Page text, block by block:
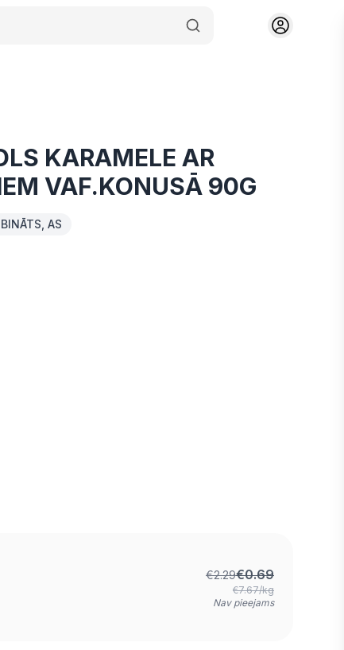
KARAMELE AR
VAF.KONUSĀ 90G
AS
€2.29€0.69
€7.67/kg
Nav pieejams